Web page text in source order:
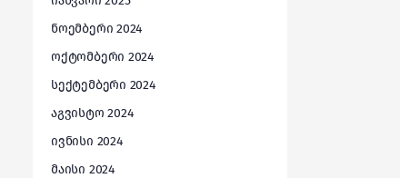
ნოემბერი 2024
ოქტომბერი 2024
სექტემბერი 2024
აგვისტო 2024
ივნისი 2024
მაისი 2024